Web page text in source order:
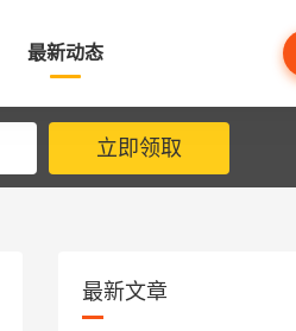
最新动态
立即领取
最新文章